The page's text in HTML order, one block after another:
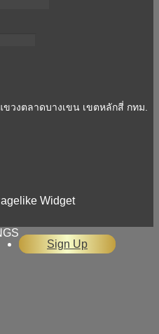
วงตลาดบางเขน เขตหลักสี่ กทม.
Sign Up